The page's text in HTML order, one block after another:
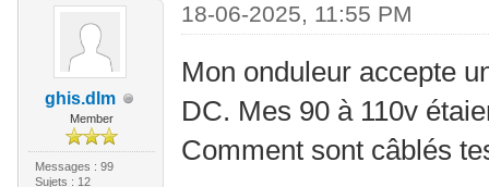
ghis.dlm
Member
Messages : 99
Sujets : 12
18-06-2025, 11:55 PM
Mon onduleur accepte
DC. Mes 90 à 110v
Comment sont câblés